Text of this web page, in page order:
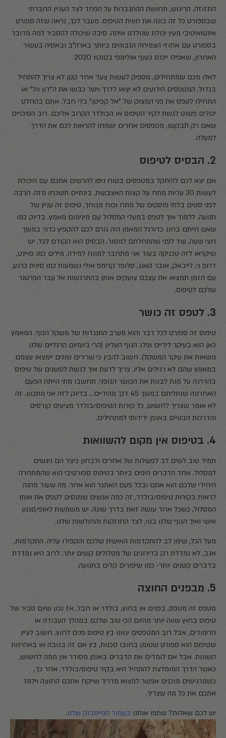
התזוזה, הריגוש, תחושת ההתגברות על הפחד לצד העניין החברתי
שבספורט כל זה בונה את חווית הטיפוס. מעבר לכך, נראה שזה ספורט
אינטואיטיבי מעין יכולת שנולדנו איתה. סיבה שיכולה להסביר למה מדובר
בספורט עם אחוזי הצמיחה הגבוהים ביותר בארה"ב ובאסיה בעשור
האחרון, שאפילו ייכנס כענף אולימפי בטוקיו 2020.
לאלו מכם שמתחילים, מספיק לעשות צעד אחד קטן לא צריך להתחיל
בגדול. המטפסים הידועים לא יצאו לדרך וישר כבשו את ה"דון וול" או
התחילו לטפס את פני המצוק של "אל קפיטן" בלי חבל. אתם בהחלט
יכולים פשוט לגשת לקיר הטיפוס או הבולדר הקרוב אליכם. רוב הסיכויים
שאם רק תבקשו, מטפסים אחרים ישמחו להראות לכם את הדרך
למעלה.
2. הבסיס לטיפוס
אם יצא לכם להיתקל במטפסים בטוח ניסו להרשים אתכם עם היכולת
לעשות 30 עליות מתח על קצות האצבעות, בינתיים תשכחו מזה. הרבה
לפני סטים בלתי פוסקים של מתח וכוח מגוחך, טיפוס זה עניין של
תנועה. ללמוד איך לטפס במעלי המסלול עם מינימום מאמץ. בדיוק כמו
שאם הייתם בחוג כדורגל המאמן היה גורם לכם להקפיץ כדור במשך
חצי שעה, עוד לפני שהתחלתם למסור. הבסיס הוא הקודם לכל, יש
שיקראו לזה טכניקה בעוד אני מתחבר למונח למידה. מילים כמו פויינט,
דרופ ני, לייבאק, אובר האנג, סלופר קרימפ אולי נשמעות כמו סינית כרגע,
עם הזמן תמצאו את עצכם צועקים אותן בהתרגשות אל עבר הפרטנר
שלכם לטיפוס.
3. לטפס זה כושר
טיפוס זה ספורט לכל דבר והוא מערב התנגדות של משקל הגוף. המאמץ
כאן הוא בעיקר לידיים ופלג הגוף העליון (הרי ביומיום הרגליים שלנו
נושאות את עיקר המשקל). חשוב להבין כי שרירים שונים יימצאו עצמם
במאמץ שהם לא רגילים אליו. צריך לדעת איך לגשת לסשנים של טיפוס
בהדרגה על מנת לבנות את הכושר הגופני. תחשבו מתי הייתה הפעם
האחרונה שנתליתם במשך 45 דק' מהידיים… בדיוק לזה אני מתכוון. זה
לא אומר שצריך לחשוש, כל קירות הטיפוס/בולדר מציעים קורסים
והדרכות הבנויים באופן ידידותי למתחילים.
4. בטיפוס אין מקום להשוואות
תמיד טוב לשים לב לפעולות של אחרים ולבחון כיצד הם ניגשים
למסלול. אחד הדברים היפים ביותר בטיפוס ספורטיבי הוא שהמתחרה
היחידי שלכם הוא אתם ובכל פעם האתגר הוא אחר. מה שעוד מהנה
לראות בקירות טיפוס/בולדר, זה כמה אנשים שמנסים לטפס את אותו
המסלול, כשכל אחד עושה זאת בדרך שונה. יש משמעות לאופי,סגנון
אישי ואיך הגוף שלנו בנוי, לצד החוזקות והחולשות שלנו.
מעל הכל, שימו לב להתקדמות האישית שלכם והקפידו עליה. התקדמות,
אגב, לא נמדדת רק בדירוגים של מסלולים קשים יותר. לרוב היא נמדדת
בדברים קטנים יותר- כמו שיפורים קלים בתנועה.
5. מבפנים החוצה
מטפס זה מטפס, בפנים או בחוץ, בולדר או חבל. אז נכון שיום סביר של
טיפוס בחוץ שווה יותר מהיום הכי טוב שלכם במהלך העבודה או
הלימודים, אבל רוב המטפסים יגוונו בין טיפוס פנים לחוץ. חשוב לציין
שטיפוס הוא ספורט שטומן בחובו סכנות, בין אם זה בגובה או באחיזות
השונות. אבל אם לומדים את הדברים באופן מסודר אין ממה לחשוש,
כאשר הדרך המומלצת להתחיל היא בקיר טיפוס/בולדר. אחר כך,
כשמרגישים מוכנים אפשר למצוא מדריך שייקח אתכם החוצה וילמד
אתכם את כל מה שצריך.
יש לכם שאלות? שתפו אותנו בעמוד הפייסבוק שלנו.